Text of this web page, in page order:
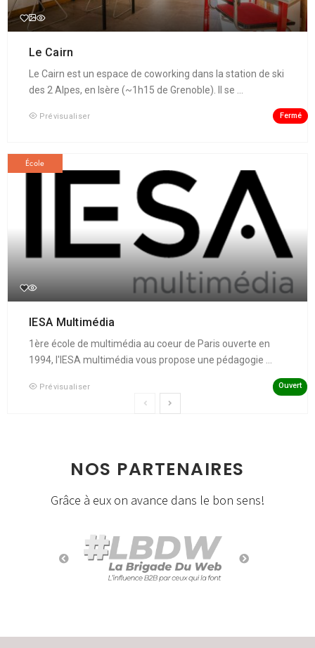
Le Cairn
Le Cairn est un espace de coworking dans la station de ski
des 2 Alpes, en Isère (~1h15 de Grenoble). Il se ...
Prévisualiser Fermé
École
IESA Multimédia
1ère école de multimédia au coeur de Paris ouverte en
1994, l'IESA multimédia vous propose une pédagogie ...
Prévisualiser Ouvert
NOS PARTENAIRES
Grâce à eux on avance dans le bon sens!